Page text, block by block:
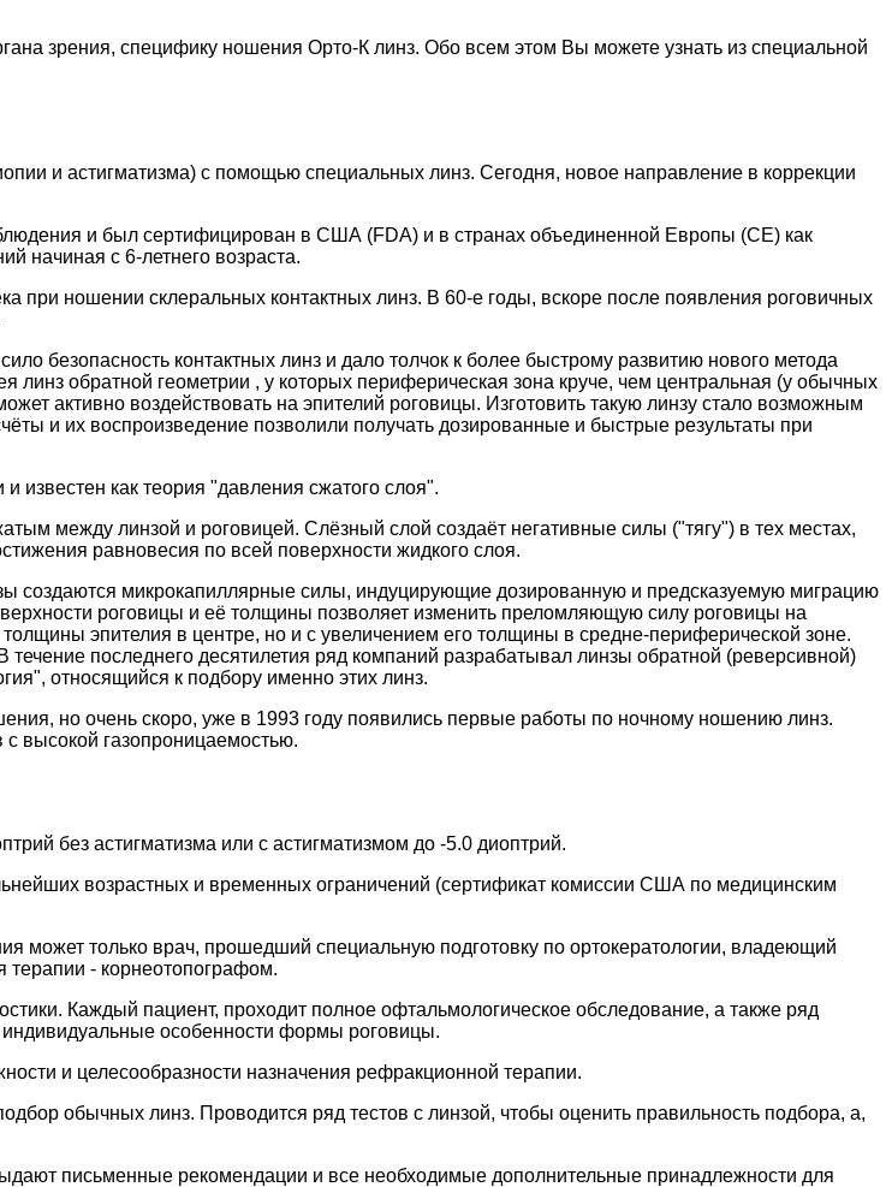
зрения, специфику ношения Орто-К линз. Обо всем этом Вы можете узнать из специальной
и астигматизма) с помощью специальных линз. Сегодня, новое направление в коррекции
и был сертифицирован в США (FDA) и в странах объединенной Европы (CE) как
начиная с 6-летнего возраста.
ношении склеральных контактных линз. В 60-е годы, вскоре после появления роговичных
безопасность контактных линз и дало толчок к более быстрому развитию нового метода
линз обратной геометрии , у которых периферическая зона круче, чем центральная (у обычных
активно воздействовать на эпителий роговицы. Изготовить такую линзу стало возможным
и их воспроизведение позволили получать дозированные и быстрые результаты при
известен как теория "давления сжатого слоя".
между линзой и роговицей. Слёзный слой создаёт негативные силы ("тягу") в тех местах,
равновесия по всей поверхности жидкого слоя.
создаются микрокапиллярные силы, индуцирующие дозированную и предсказуемую миграцию
роговицы и её толщины позволяет изменить преломляющую силу роговицы на
эпителия в центре, но и с увеличением его толщины в средне-периферической зоне.
последнего десятилетия ряд компаний разрабатывал линзы обратной (реверсивной)
относящийся к подбору именно этих линз.
но очень скоро, уже в 1993 году появились первые работы по ночному ношению линз.
высокой газопроницаемостью.
без астигматизма или с астигматизмом до -5.0 диоптрий.
возрастных и временных ограничений (сертификат комиссии США по медицинским
может только врач, прошедший специальную подготовку по ортокератологии, владеющий
- корнеотопографом.
Каждый пациент, проходит полное офтальмологическое обследование, а также ряд
особенности формы роговицы.
и целесообразности назначения рефракционной терапии.
обычных линз. Проводится ряд тестов с линзой, чтобы оценить правильность подбора, а,
письменные рекомендации и все необходимые дополнительные принадлежности для